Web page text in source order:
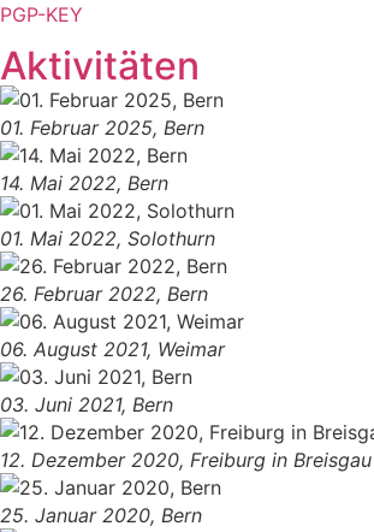
PGP-KEY
Aktivitäten
01. Februar 2025, Bern
14. Mai 2022, Bern
01. Mai 2022, Solothurn
26. Februar 2022, Bern
06. August 2021, Weimar
03. Juni 2021, Bern
12. Dezember 2020, Freiburg in Breisgau
25. Januar 2020, Bern